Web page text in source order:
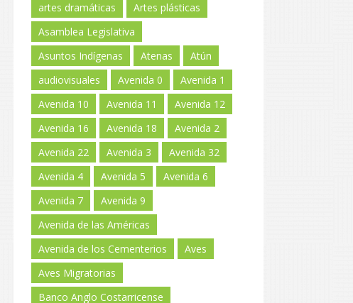
artes dramáticas
Artes plásticas
Asamblea Legislativa
Asuntos Indígenas
Atenas
Atún
audiovisuales
Avenida 0
Avenida 1
Avenida 10
Avenida 11
Avenida 12
Avenida 16
Avenida 18
Avenida 2
Avenida 22
Avenida 3
Avenida 32
Avenida 4
Avenida 5
Avenida 6
Avenida 7
Avenida 9
Avenida de las Américas
Avenida de los Cementerios
Aves
Aves Migratorias
Banco Anglo Costarricense